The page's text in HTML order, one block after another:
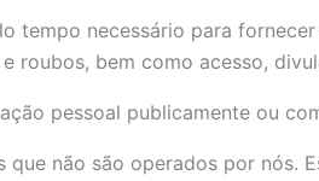
tempo necessário para
roubos, bem como acesso,
pessoal publicamente ou
não são operados por